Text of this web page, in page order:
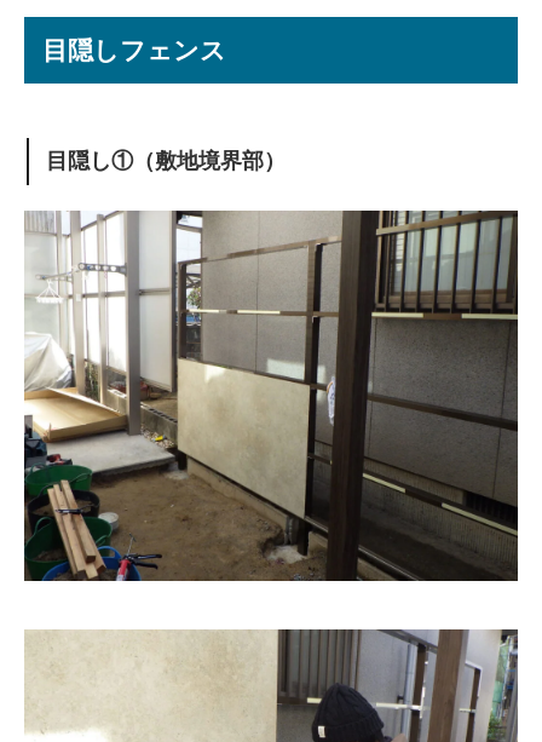
目隠しフェンス
目隠し①（敷地境界部）